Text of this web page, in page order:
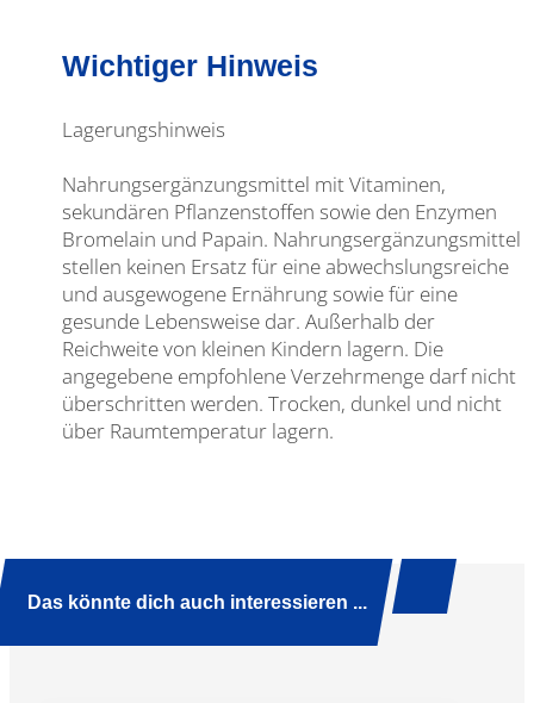
Wichtiger Hinweis
Lagerungshinweis
Nahrungsergänzungsmittel mit Vitaminen,
sekundären Pflanzenstoffen sowie den Enzymen
Bromelain und Papain. Nahrungsergänzungsmittel
stellen keinen Ersatz für eine abwechslungsreiche
und ausgewogene Ernährung sowie für eine
gesunde Lebensweise dar. Außerhalb der
Reichweite von kleinen Kindern lagern. Die
angegebene empfohlene Verzehrmenge darf nicht
überschritten werden. Trocken, dunkel und nicht
über Raumtemperatur lagern.
Das könnte dich auch interessieren ...